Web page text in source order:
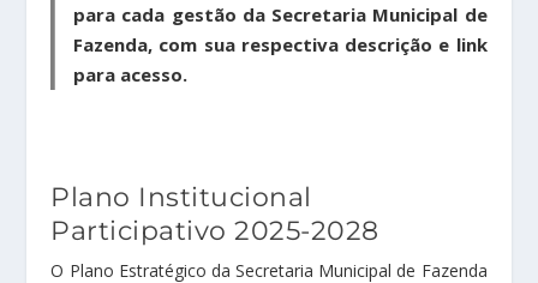
para cada gestão da Secretaria Municipal de
Fazenda, com sua respectiva descrição e link
para acesso.
Plano Institucional
Participativo 2025-2028
O Plano Estratégico da Secretaria Municipal de Fazenda